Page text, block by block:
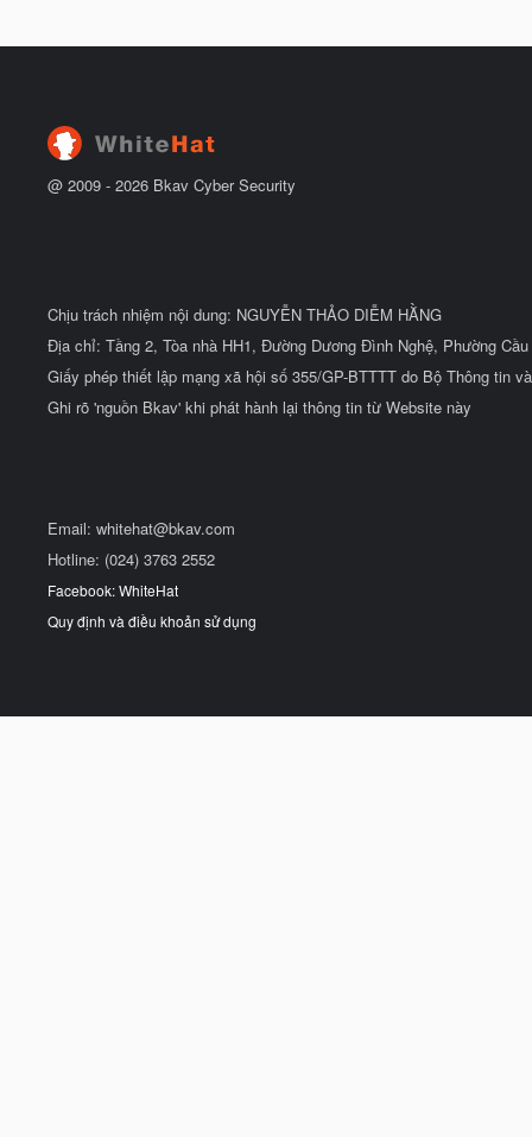
@ 2009 - 2026 Bkav Cyber Security
Chịu trách nhiệm nội dung: NGUYỄN THẢO DIỄM HẰNG
Địa chỉ: Tầng 2, Tòa nhà HH1, Đường Dương Đình Nghệ, Phường
Giấy phép thiết lập mạng xã hội số 355/GP-BTTTT do Bộ Thông tin
Ghi rõ 'nguồn Bkav' khi phát hành lại thông tin từ Website này
Email: whitehat@bkav.com
Hotline: (024) 3763 2552
Facebook: WhiteHat
Quy định và điều khoản sử dụng